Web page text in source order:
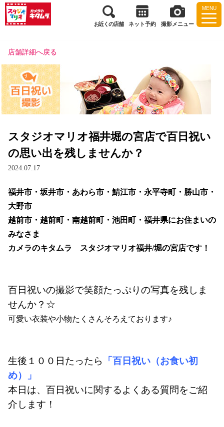
MENU
お近くの店舗 ネット予約 撮影メニュー
店舗詳細へ戻る
スタジオマリオ福井堀の宮店で百日祝い
の思い出を残しませんか？
2024.07.17
福井市・坂井市・あわら市・鯖江市・永平寺町・勝山市・
大野市
越前市・越前町・南越前町・池田町・福井県にお住まいの
みなさま
カメラのキタムラ　スタジオマリオ福井/堀の宮店です！
百日祝いの撮影で笑顔たっぷりの写真を残しま
せんか？☆
可愛い衣装や小物たくさんそろえております♪
生後１００日たったら
「百日祝い（お食い初
め）」
本日は、百日祝いに関するよくある質問をご紹
介します！